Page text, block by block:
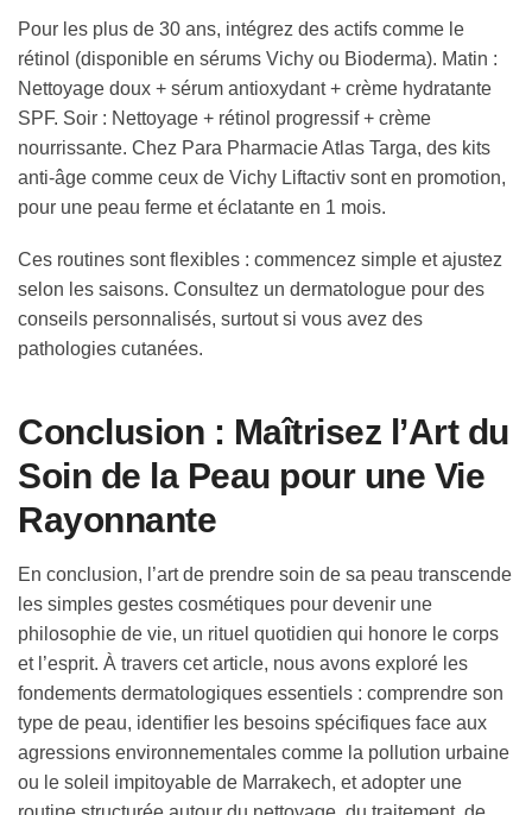
Pour les plus de 30 ans, intégrez des actifs comme le
rétinol (disponible en sérums Vichy ou Bioderma). Matin :
Nettoyage doux + sérum antioxydant + crème hydratante
SPF. Soir : Nettoyage + rétinol progressif + crème
nourrissante. Chez Para Pharmacie Atlas Targa, des kits
anti-âge comme ceux de Vichy Liftactiv sont en promotion,
pour une peau ferme et éclatante en 1 mois.
Ces routines sont flexibles : commencez simple et ajustez
selon les saisons. Consultez un dermatologue pour des
conseils personnalisés, surtout si vous avez des
pathologies cutanées.
Conclusion : Maîtrisez l’Art du
Soin de la Peau pour une Vie
Rayonnante
En conclusion, l’art de prendre soin de sa peau transcende
les simples gestes cosmétiques pour devenir une
philosophie de vie, un rituel quotidien qui honore le corps
et l’esprit. À travers cet article, nous avons exploré les
fondements dermatologiques essentiels : comprendre son
type de peau, identifier les besoins spécifiques face aux
agressions environnementales comme la pollution urbaine
ou le soleil impitoyable de Marrakech, et adopter une